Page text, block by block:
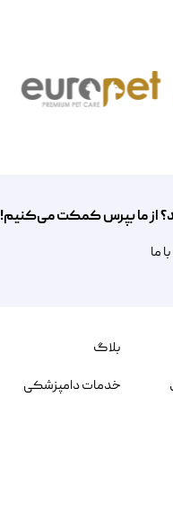
از ما بپرس کمکت می‌کنیم!
ما
بلاگ
خدمات دامپزشکی